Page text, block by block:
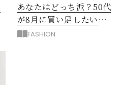
あなたはどっち派？50代
が8月に買い足したい
「薄手ジャケット」
FASHION